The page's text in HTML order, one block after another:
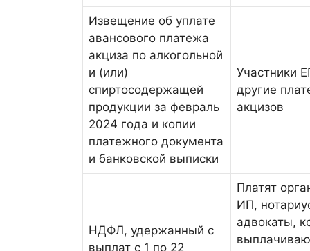
Извещение об уплате
авансового платежа
акциза по алкогольной
и (или)
спиртосодержащей
продукции за февраль
2024 года и копии
платежного документа
и банковской выписки
Участники
другие
акцизов
НДФЛ, удержанный с
выплат с 1 по 22
Платят
ИП,
адвокаты,